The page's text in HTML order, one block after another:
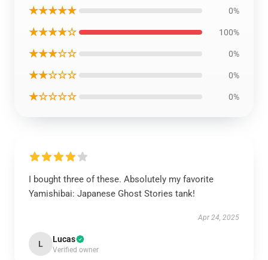
★★★★★ 0%
★★★★☆ 100%
★★★☆☆ 0%
★★☆☆☆ 0%
★☆☆☆☆ 0%
I bought three of these. Absolutely my favorite
Yamishibai: Japanese Ghost Stories tank!
Apr 24, 2025
L Lucas
Verified owner